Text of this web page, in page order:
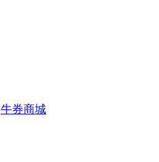
牛券商城